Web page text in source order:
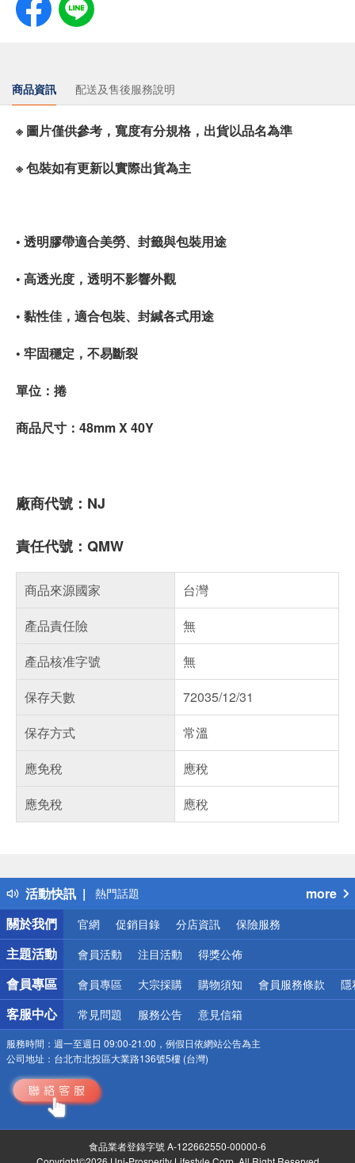
商品資訊 配送及售後服務說明
※ 圖片僅供參考，寬度有分規格，出貨以品名為準
※ 包裝如有更新以實際出貨為主
• 透明膠帶適合美勞、封籤與包裝用途
• 高透光度，透明不影響外觀
• 黏性佳，適合包裝、封緘各式用途
• 牢固穩定，不易斷裂
單位：捲
商品尺寸：48mm X 40Y
廠商代號：NJ
責任代號：QMW
商品來源國家
台灣
產品責任險
無
產品核准字號
無
保存天數
72035/12/31
保存方式
常溫
應免稅
應稅
應免稅
應稅
活動快訊
得獎公告
熱門話題
銀行優惠
偏遠地區配送
詐騙網頁！請小心！
more
關於我們
官網 促銷目錄 分店資訊 保險服務
主題活動 會員活動 注目活動 得獎公佈
會員專區 會員專區 大宗採購 購物須知 會員服務條款 隱
客服中心 常見問題 服務公告 意見信箱
服務時間： 週一至週日 09:00-21:00，例假日依網站公告為主
公司地址： 台北市北投區大業路136號5樓 (台灣)
食品業者登錄字號 A-122662550-00000-6